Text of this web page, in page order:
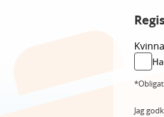
Kvinna
Jag